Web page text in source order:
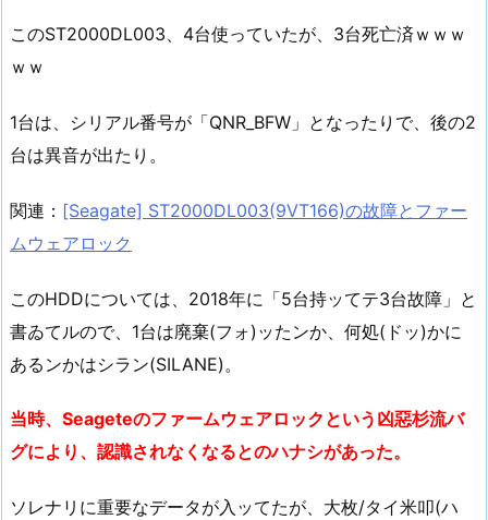
このST2000DL003、4台使っていたが、3台死亡済ｗｗｗ
ｗｗ
1台は、シリアル番号が「QNR_BFW」となったりで、後の2
台は異音が出たり。
関連： [Seagate] ST2000DL003(9VT166)の故障とファー
ムウェアロック
このHDDについては、2018年に「5台持ッてテ3台故障」と
書ゐてルので、1台は廃棄(フォ)ッたンか、何処(ドッ)かに
あるンかはシラン(SILANE)。
当時、Seageteのファームウェアロックという凶惡杉流バ
グにより、認識されなくなるとのハナシがあった。
ソレナリに重要なデータが入ッてたが、大枚/タイ米叩(ハ